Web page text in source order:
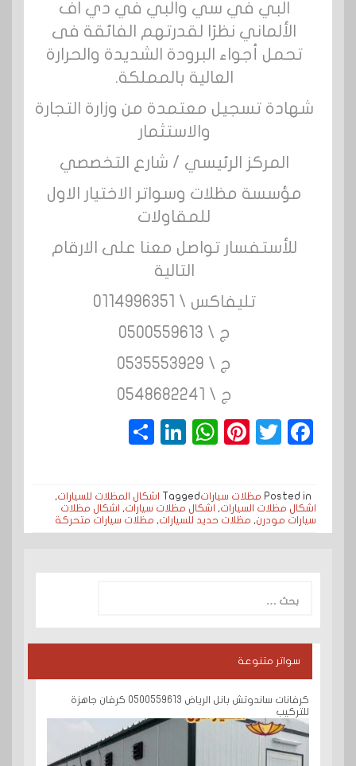
البي في سي والبي في دي اف
الألماني نظرًا لقدرتهم الفائقة فى
تحمل أجواء البرودة الشديدة والحرارة
العالية بالمملكة.
شهادة تسجيل معتمدة من وزارة التجارة
والاستثمار
المركز الرئيسي / شارع التخصصي
مؤسسة مظلات وسواتر الاختيار الاول
للمقاولات
للأستفسار تواصل معنا على الارقام
التالية
تليفاكس \ 0114996351
ج \ 0500559613
ج \ 0535553929
ج \ 0548682241
F
e
b
k
T
t
e
Pi
e
r
W
t
s
Li
e
dI
r
e
Posted in مظلات سياراتTagged اشكال المظلات للسيارات,
اشكال مظلات السيارات, اشكال مظلات سيارات, اشكال مظلات
سيارات مودرن, مظلات حديد للسيارات, مظلات سيارات متحركة
عن:
سواتر متنوعة
كرفانات ساندوتش بانل الرياض 0500559613 كرفان جاهزة
للتركيب